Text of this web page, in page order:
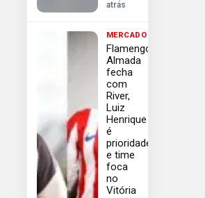
atrás
MERCADO
Flamengo:
Almada
fecha
com
River,
Luiz
Henrique
é
prioridade
e time
foca
no
Vitória